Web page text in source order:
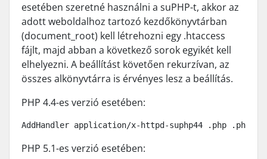
esetében szeretné használni a suPHP-t, akkor az
adott weboldalhoz tartozó kezdőkönyvtárban
(document_root) kell létrehozni egy .htaccess
fájlt, majd abban a következő sorok egyikét kell
elhelyezni. A beállítást követően rekurzívan, az
összes alkönyvtárra is érvényes lesz a beállítás.
PHP 4.4-es verzió esetében:
AddHandler application/x-httpd-suphp44 .php .php5
PHP 5.1-es verzió esetében: